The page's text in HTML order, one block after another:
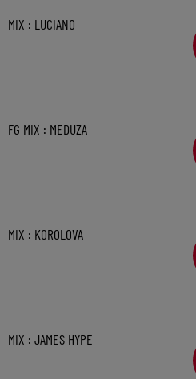
MIX : LUCIANO
FG MIX : MEDUZA
MIX : KOROLOVA
MIX : JAMES HYPE